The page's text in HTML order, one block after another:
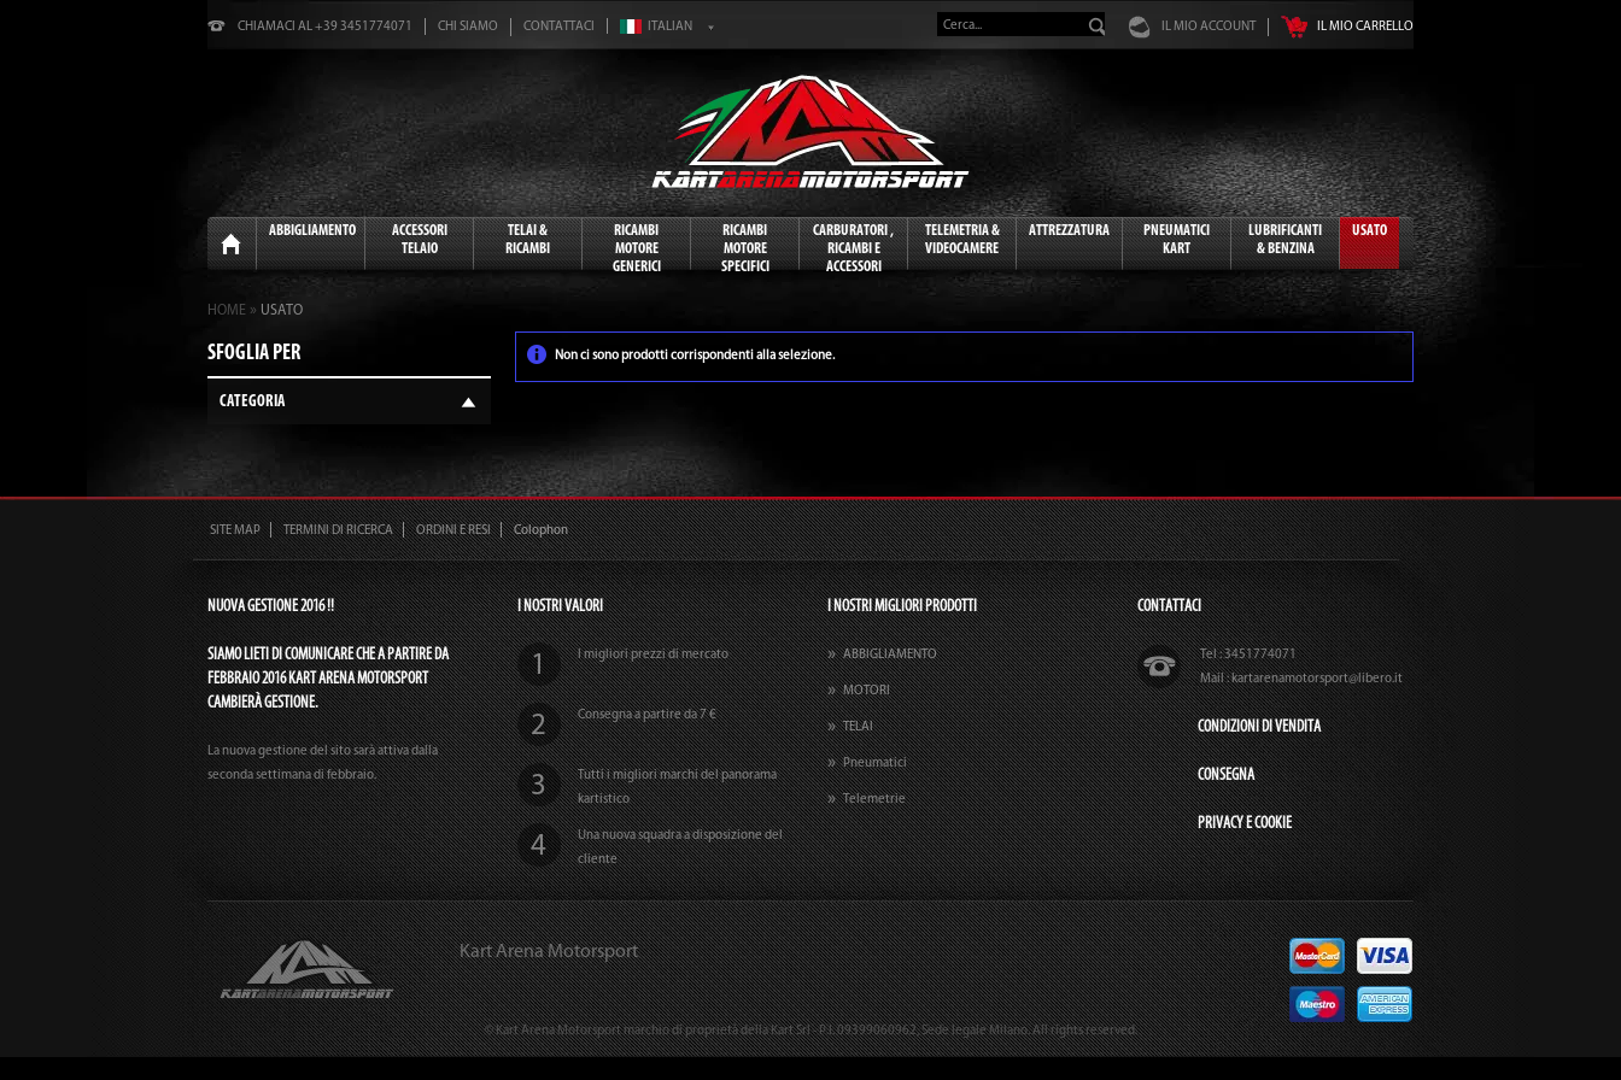
CHIAMACI AL +39 3451774071 CHI SIAMO CONTATTACI IL MIO ACCOUNT IL MIO CARRELLO
Home
ABBIGLIAMENTO
ACCESSORI
TELAIO
TELAI &
RICAMBI
RICAMBI
MOTORE
GENERICI
RICAMBI
MOTORE
SPECIFICI
CARBURATORI ,
RICAMBI E
ACCESSORI
TELEMETRIA &
VIDEOCAMERE
ATTREZZATURA
PNEUMATICI
KART
LUBRIFICANTI
& BENZINA
USATO
HOME » USATO
Non ci sono prodotti corrispondenti alla selezione.
SFOGLIA PER
CATEGORIA
SITE MAP TERMINI DI RICERCA ORDINI E RESI Colophon
NUOVA GESTIONE 2016 !!
SIAMO LIETI DI COMUNICARE CHE A PARTIRE DA
FEBBRAIO 2016 KART ARENA MOTORSPORT
CAMBIERÀ GESTIONE.
La nuova gestione del sito sarà attiva dalla
seconda settimana di febbraio.
I NOSTRI VALORI
I migliori prezzi di mercato
Consegna a partire da 7 €
Tutti i migliori marchi del panorama
kartistico
Una nuova squadra a disposizione del
cliente
I NOSTRI MIGLIORI PRODOTTI
ABBIGLIAMENTO
MOTORI
TELAI
Pneumatici
Telemetrie
CONTATTACI
Tel : 3451774071
Mail : kartarenamotorsport@libero.it
CONDIZIONI DI VENDITA
CONSEGNA
PRIVACY E COOKIE
Kart Arena Motorsport
© Kart Arena Motorsport marchio di proprietà della Kart Srl - P.I. 09399060962, Sede legale Milano. All rights reserved.